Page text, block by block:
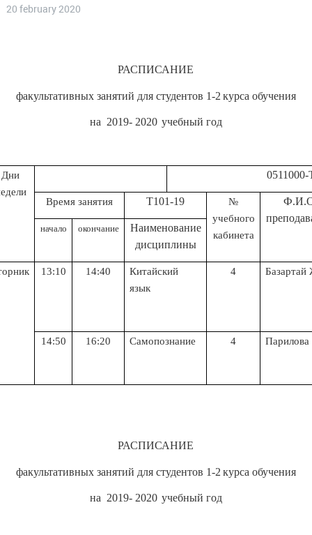
20 february 2020
РАСПИСАНИЕ
факультативных занятий для студентов 1-2 курса обучения
на 2019- 2020 учебный год
Дни
0511000-Туризм
Время занятия Т101-19
№
учебного
кабинета
начало окончание Наименование
дисциплины
13:10 14:40
Китайский
язык
4
14:50 16:20 Самопознание 4
РАСПИСАНИЕ
факультативных занятий для студентов 1-2 курса обучения
на 2019- 2020 учебный год